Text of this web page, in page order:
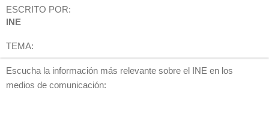
ESCRITO POR:
INE
TEMA:
Escucha la información más relevante sobre el INE en los
medios de comunicación: